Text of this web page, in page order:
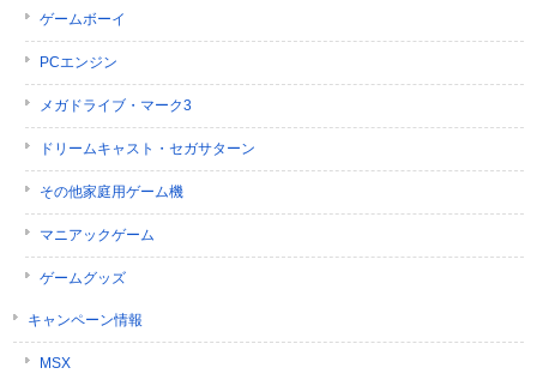
ゲームボーイ
PCエンジン
メガドライブ・マーク3
ドリームキャスト・セガサターン
その他家庭用ゲーム機
マニアックゲーム
ゲームグッズ
キャンペーン情報
MSX